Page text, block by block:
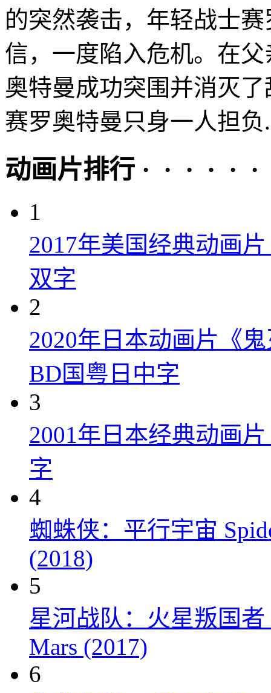
的突然袭击，年轻战士
信，一度陷入危机。在
奥特曼成功突围并消灭
赛罗奥特曼只身一人担
动画片排行 · · · · · ·
1
2017年美国经典动画
双字
2
2020年日本动画片《
BD国粤日中字
3
2001年日本经典动画
字
4
蜘蛛侠：平行宇宙
(2018)
5
星河战队：火星叛国者
Mars (2017)
6